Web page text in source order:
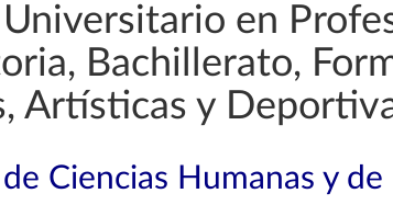
en
Bachillerato,
Artísticas y
Ciencias Humanas y de